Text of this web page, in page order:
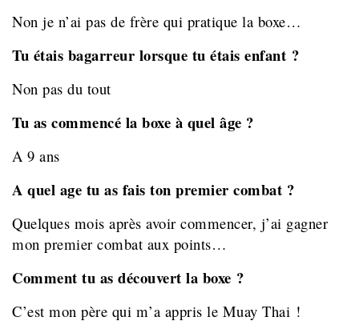
Non je n’ai pas de frère qui pratique la boxe…
Tu étais bagarreur lorsque tu étais enfant ?
Non pas du tout
Tu as commencé la boxe à quel âge ?
A 9 ans
A quel age tu as fais ton premier combat ?
Quelques mois après avoir commencer, j’ai gagner
mon premier combat aux points…
Comment tu as découvert la boxe ?
C’est mon père qui m’a appris le Muay Thai !